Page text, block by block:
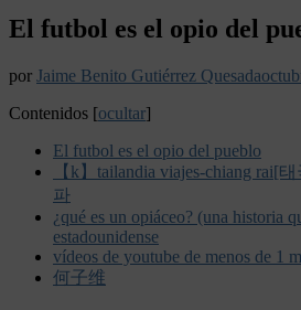
El futbol es el opio del
por Jaime Benito Gutiérrez Quesada
Contenidos [ocultar]
El futbol es el opio del pueblo
【k】tailandia viajes-chiang rai[
파
¿qué es un opiáceo? (una historia
estadounidense
vídeos de youtube de menos de 1
何子维